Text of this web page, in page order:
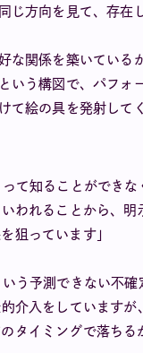
じ方向を見て、存在
な関係を築いている
いう構図で、パフォ
て絵の具を発射して
て知ることができな
れることから、
狙っています」
う予測できない不確
入をしています
イミングで落ち